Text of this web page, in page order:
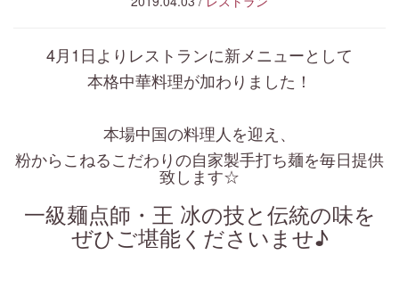
4月1日よりレストランに新メニューとして
本格中華料理が加わりました！
本場中国の料理人を迎え、
粉からこねるこだわりの自家製手打ち麺を毎日提供
致します☆
一級麺点師・王 冰の技と伝統の味を
ぜひご堪能くださいませ♪